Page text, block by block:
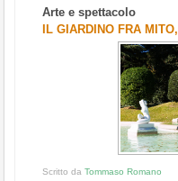
Arte e spettacolo
IL GIARDINO FRA
Scritto da Tommaso Romano